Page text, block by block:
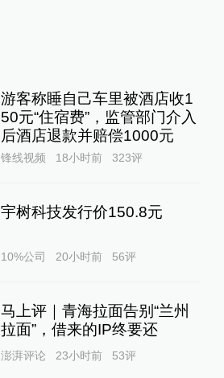
游客称睡自己车里被酒店收1
50元“住宿费”，监管部门介入
后酒店退款并赔偿1000元
锋线视频 18小时前 323评
宇树科技发行价150.8元
10%公司 20小时前 56评
马上评｜青海拉面告别“兰州
拉面”，借来的IP终要还
澎湃评论 23小时前 53评